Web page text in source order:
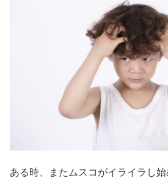
ある時、またムスコがイライラし始